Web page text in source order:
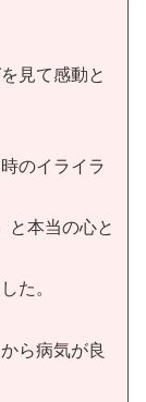
見て感動と
のイライラ
と本当の心と
た。
ら病気が良